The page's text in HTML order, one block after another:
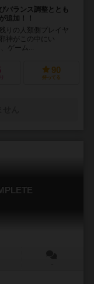
バランス調整ととも
追加！！
りの人類側プレイヤ
神がこの中にい
ゲーム...
90
持ってる